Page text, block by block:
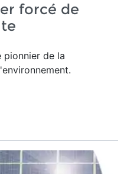
forcé de
pionnier de la